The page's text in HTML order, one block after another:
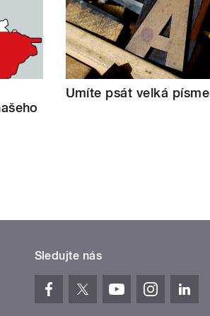
Umíte psát velká
Sledujte nás